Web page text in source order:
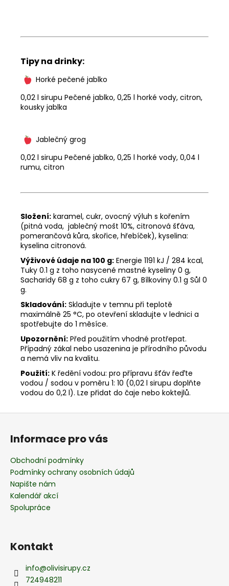
Tipy na drinky:
Horké pečené jablko
0,02 l sirupu Pečené jablko, 0,25 l horké vody, citron,
kousky jablka
Jablečný grog
0,02 l sirupu Pečené jablko, 0,25 l horké vody, 0,04 l
rumu, citron
Složení: karamel, cukr, ovocný výluh s kořením
(pitná voda, jablečný mošt 10%, citronová šťáva,
pomerančová kůra, skořice, hřebíček), kyselina:
kyselina citronová.
Výživové údaje na 100 g: Energie 1191 kJ / 284 kcal,
Tuky 0.1 g z toho nasycené mastné kyseliny 0 g,
Sacharidy 68 g z toho cukry 67 g, Bílkoviny 0.1 g Sůl 0
g.
Skladování: Skladujte v temnu při teplotě
maximálně 25 °C, po otevření skladujte v lednici a
spotřebujte do 1 měsíce.
Upozornění: Před použitím vhodné protřepat.
Případný zákal nebo usazenina je přírodního původu
a nemá vliv na kvalitu.
Použití: K ředění vodou: pro přípravu šťáv řeďte
vodou / sodou v poměru 1: 10 (0,02 l sirupu doplňte
vodou do 0,2 l). Lze přidat do čaje nebo koktejlů.
Z
Informace pro vás
Obchodní podmínky
Podmínky ochrany osobních údajů
Napište nám
Kalendář akcí
Spolupráce
Kontakt
info@olivisirupy.cz
724948211